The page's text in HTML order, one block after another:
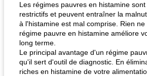
fiesta tostadas le
Les régimes pauvres en histamine
restrictifs et peuvent entraîner la
à l'histamine est mal comprise. Rien
régime pauvre en histamine améliore
long terme.
Le principal avantage d'un régime
qu'il sert d'outil de diagnostic. En
riches en histamine de votre